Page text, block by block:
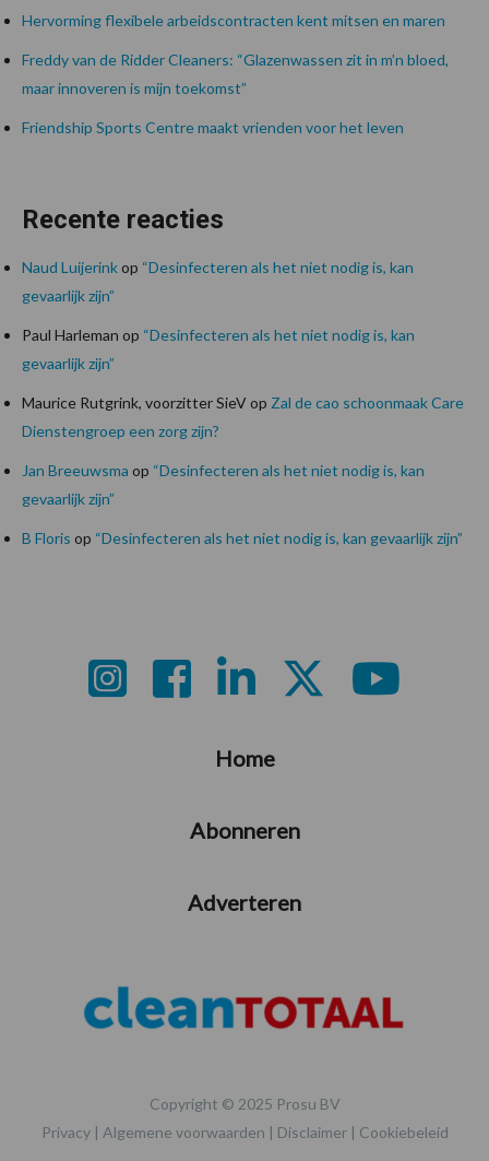
Hervorming flexibele arbeidscontracten kent mitsen en maren
Freddy van de Ridder Cleaners: “Glazenwassen zit in m’n bloed,
maar innoveren is mijn toekomst”
Friendship Sports Centre maakt vrienden voor het leven
Recente reacties
Naud Luijerinkop “Desinfecteren als het niet nodig is, kan
gevaarlijk zijn”
Paul Harleman op “Desinfecteren als het niet nodig is, kan
gevaarlijk zijn”
Maurice Rutgrink, voorzitter SieVop Zal de cao schoonmaak Care
Dienstengroep een zorg zijn?
Jan Breeuwsma op “Desinfecteren als het niet nodig is, kan
gevaarlijk zijn”
B Floris op “Desinfecteren als het niet nodig is, kan gevaarlijk zijn”
Home
Abonneren
Adverteren
Copyright © 2025 Prosu BV
Privacy| Algemene voorwaarden | Disclaimer| Cookiebeleid